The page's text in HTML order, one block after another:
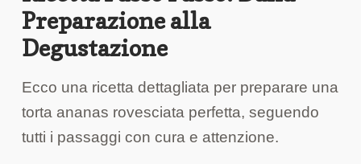
Preparazione alla
Degustazione
Ecco una ricetta dettagliata per preparare una
torta ananas rovesciata perfetta, seguendo
tutti i passaggi con cura e attenzione.